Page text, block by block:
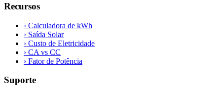
Recursos
› Calculadora de kWh
› Saída Solar
› Custo de Eletricidade
› CA vs CC
› Fator de Potência
Suporte